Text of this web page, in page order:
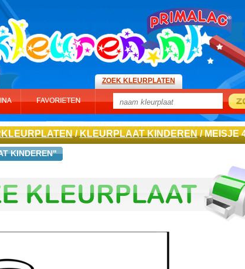
ZOEK KLEURPLATEN
/KLEURPLAAT KINDEREN/ MEISJE
KINDEREN"